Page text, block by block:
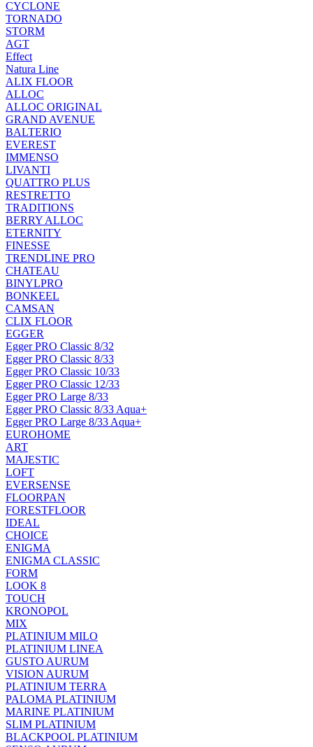
CYCLONE
TORNADO
STORM
AGT
Effect
Natura Line
ALIX FLOOR
ALLOC
ALLOC ORIGINAL
GRAND AVENUE
BALTERIO
EVEREST
IMMENSO
LIVANTI
QUATTRO PLUS
RESTRETTO
TRADITIONS
BERRY ALLOC
ETERNITY
FINESSE
TRENDLINE PRO
CHATEAU
BINYLPRO
BONKEEL
CAMSAN
CLIX FLOOR
EGGER
Egger PRO Classic 8/32
Egger PRO Classic 8/33
Egger PRO Classic 10/33
Egger PRO Classic 12/33
Egger PRO Large 8/33
Egger PRO Classic 8/33 Aqua+
Egger PRO Large 8/33 Aqua+
EUROHOME
ART
MAJESTIC
LOFT
EVERSENSE
FLOORPAN
FORESTFLOOR
IDEAL
CHOICE
ENIGMA
ENIGMA CLASSIC
FORM
LOOK 8
TOUCH
KRONOPOL
MIX
PLATINIUM MILO
PLATINIUM LINEA
GUSTO AURUM
VISION AURUM
PLATINIUM TERRA
PALOMA PLATINIUM
MARINE PLATINIUM
SLIM PLATINIUM
BLACKPOOL PLATINIUM